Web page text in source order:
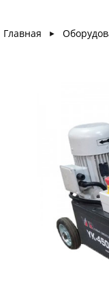
Главная ►